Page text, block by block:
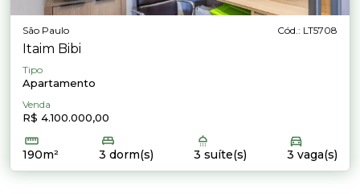
São Paulo Cód.: LT5708
Itaim Bibi
Tipo
Apartamento
Venda
R$ 4.100.000,00
190m² 3 dorm(s) 3 suíte(s) 3 vaga(s)